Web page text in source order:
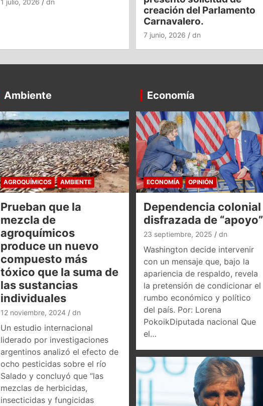
creación del Parlamento
Carnavalero.
7 junio, 2026 dn
Ambiente
AGROQUÍMICOS AMBIENTE
Prueban que la
mezcla de
agroquímicos
produce un nuevo
compuesto más
tóxico que la suma de
las sustancias
individuales
12 noviembre, 2024 dn
Un estudio internacional
liderado por investigaciones
argentinos analizó el efecto de
ocho pesticidas sobre el río
Salado y concluyó que “las
mezclas de herbicidas,
insecticidas y fungicidas
Economía
ECONOMÍA OPINIÓN
Dependencia colonial
disfrazada de “apoyo”
23 septiembre, 2025 dn
Washington decide intervenir
con un mensaje que, bajo la
apariencia de respaldo, revela
la pretensión de condicionar el
rumbo económico y político
del país. Por: Lorena
PokoikDiputada nacional Que
el…